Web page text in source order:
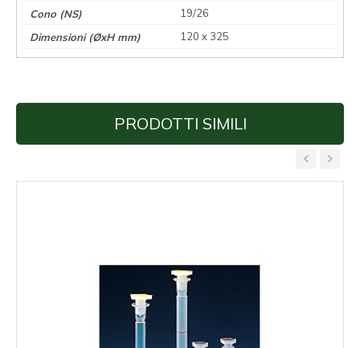
19/26
120 x 325
PRODOTTI SIMILI
‹ ›